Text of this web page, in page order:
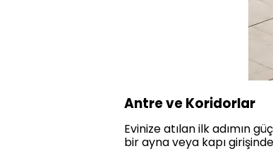
Antre ve Koridorlar
Evinize atılan ilk adımın
bir ayna veya kapı